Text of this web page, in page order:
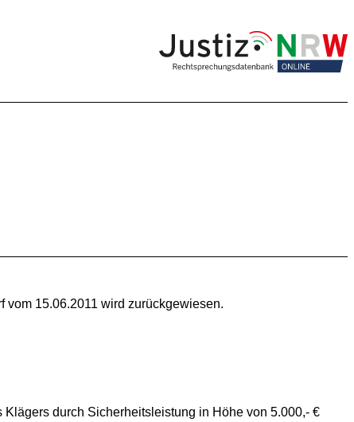
vom 15.06.2011 wird zurückgewiesen.
durch Sicherheitsleistung in Höhe von 5.000,- €